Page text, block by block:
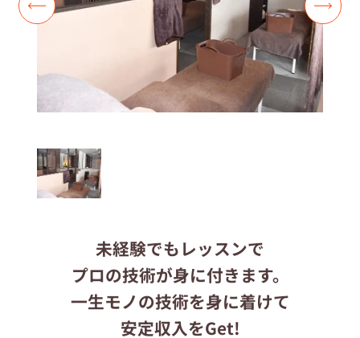
応募する
未経験でもレッスンで
プロの技術が身に付きます。
一生モノの技術を身に着けて
安定収入をGet!